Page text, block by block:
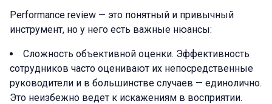
Performance review — это понятный и привычный
инструмент, но у него есть важные нюансы:
Сложность объективной оценки. Эффективность
сотрудников часто оценивают их непосредственные
руководители и в большинстве случаев — единолично.
Это неизбежно ведет к искажениям в восприятии.